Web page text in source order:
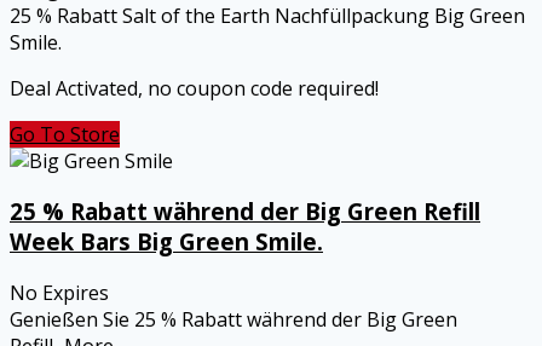
25 % Rabatt Salt of the Earth Nachfüllpackung Big Green
Smile.
Deal Activated, no coupon code required!
Go To Store
25 % Rabatt während der Big Green Refill
Week Bars Big Green Smile.
No Expires
Genießen Sie 25 % Rabatt während der Big Green